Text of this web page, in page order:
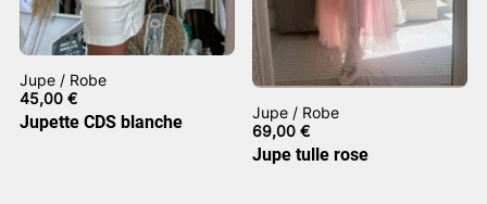
Jupe / Robe
45,00 €
Jupette CDS blanche
Jupe / Robe
69,00€
Jupe tulle rose